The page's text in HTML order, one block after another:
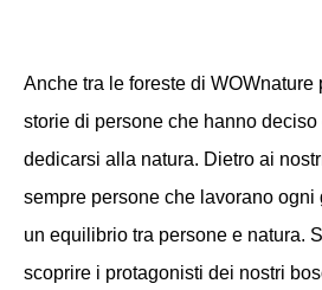
Anche tra le foreste di WOWnature
storie di persone che hanno
dedicarsi alla natura. Dietro ai
sempre persone che lavorano ogni
un equilibrio tra persone e natura.
scoprire i protagonisti dei nostri